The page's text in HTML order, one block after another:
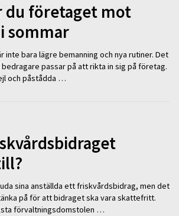
du företaget mot
sommar
inte bara lägre bemanning och nya rutiner. Det
passar på att rikta in sig på företag.
och påstådda …
sina anställda ett friskvårdsbidrag, men det
på för att bidraget ska vara skattefritt.
förvaltningsdomstolen …